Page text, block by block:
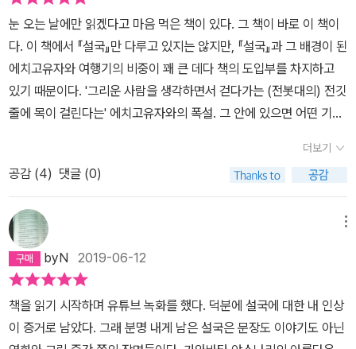
럽지 못했다. 뭔가 더 있을텐데..라는 의구심. 더 있길 바라는 기대는
아니었을까? 라는 생각을 한다. 가와바타 야스나리가 지워버리고 남
은 여백을 그대로 인정하지 못하고 있던건 아니었을까. 그의 허무가
내게 닿는것이 두려웠던걸까? 에 생각이 미치자 내 머릿 속에 남은
설국의 온도가 조금 낮아지고 조금 더 분명한 눈이 보인다.클래식 클
라우드 시리즈를 눈여겨보지 않았었는데 호기심이 인다.이미 출간된
것들(가와바타 야스나리가 10번이군)과 출간예정인 것들을 훑어본
다. 입맛이 당기는군!유서 한 장 없이 태연히 생을 놓은 가와바타 야스
테지만 그의 '마지막 생을 놓음'으로 비로소 매듭지어진 작품인듯 하
다. 설국은 어쩌면 그의 삶을 관통한 차가운 허무였으리라.눈부시게
시린 조각이불 같은 책을 읽었다.개운하다.다음 목록으로 니체와 페
소아를 넣어야겠다.
눈 오는 날에만 읽겠다고 마음 먹은 책이 있다. 그 책이 바로 이 책이
다. 이 책에서 『설국』만 다루고 있지는 않지만, 『설국』과 그 배경이 된
에치고유자와 여행기의 비중이 꽤 큰 데다 책의 도입부를 차지하고
있기 때문이다. '그리운 사람을 생각하면서 걷다가는 (전봇대의) 전깃
줄에 목이 걸린다는' 에치고유자와의 폭설. 그 안에 있으면 어떤 기분
이 책을 눈 오는 날에 읽는 것도 이상한 일은 아닐 것이다. 그러다 책
을 사고 4년이나 지나서야 이 책을 다 읽었지만. 눈 오는 날에 조금씩
읽다 눈이 많이 오던 지난 달 어느 날 드디어 이 책을 다 읽었다. 그리
고 눈이 오는 오늘 이 글을 쓰고 여기에 올린다.​ 사실 이 책을 읽기 전
에도 읽으면서도 읽고 나서 지금까지도 가와바타 야스나리의 작품을
한 편도 읽어보지 않았다. 그런데도 이 책을 읽고 나서 그의 문학 세계
에 들어갔다 빠져나온 느낌이 들었다. 저자가 가와바타 야스나리의
인생 여정과 문학 세계, 그 둘의 흔적이 남아 있는 곳들을 여행한 감상
을 촘촘하게 엮어나가기 때문이다. 바느질한 자국도 보이지 않고 눈
더보기
공감 (4) 댓글 (0)
byN 2019-06-12
책을 읽기 시작하며 유튜브 녹화를 했다. 덕분에 설국에 대한 내 인상
이 증거로 남았다. 그래 분명 내게 남은 설국은 문장도 이야기도 아닌